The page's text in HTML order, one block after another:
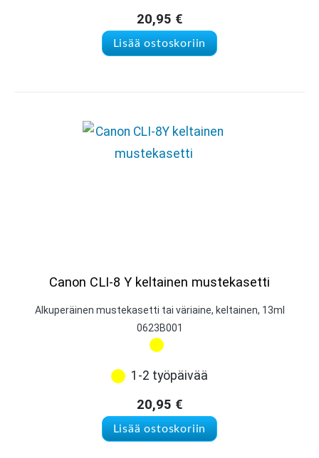
20,95 €
Lisää ostoskoriin
Canon CLI-8 Y keltainen mustekasetti
Alkuperäinen mustekasetti tai väriaine, keltainen, 13ml
0623B001
1-2 työpäivää
20,95 €
Lisää ostoskoriin